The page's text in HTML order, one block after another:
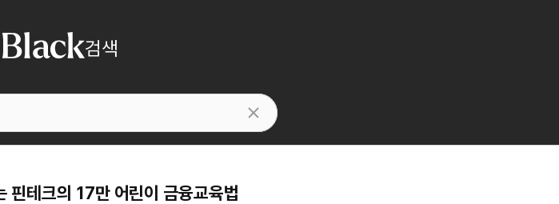
검색
핀테크의 17만 어린이 금융교육법